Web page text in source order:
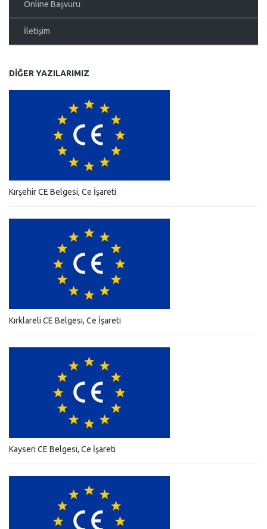
Online Başvuru
İletişim
DIĞER YAZILARIMIZ
Kırşehir CE Belgesi, Ce İşareti
Kırklareli CE Belgesi, Ce İşareti
Kayseri CE Belgesi, Ce İşareti